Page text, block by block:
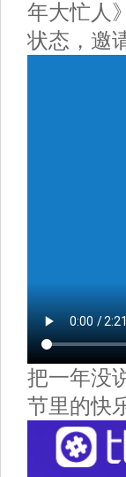
年大忙人
状态，邀
把一年没
节里的快